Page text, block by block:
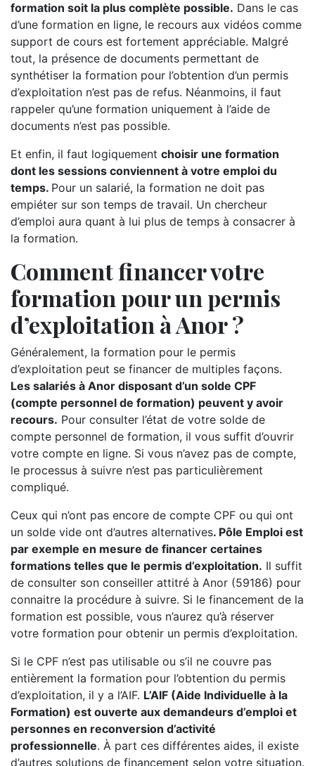
formation soit la plus complète possible. Dans le cas
d’une formation en ligne, le recours aux vidéos comme
support de cours est fortement appréciable. Malgré
tout, la présence de documents permettant de
synthétiser la formation pour l’obtention d’un permis
d’exploitation n’est pas de refus. Néanmoins, il faut
rappeler qu’une formation uniquement à l’aide de
documents n’est pas possible.
Et enfin, il faut logiquement choisir une formation
dont les sessions conviennent à votre emploi du
temps. Pour un salarié, la formation ne doit pas
empiéter sur son temps de travail. Un chercheur
d’emploi aura quant à lui plus de temps à consacrer à
la formation.
Comment financer votre
formation pour un permis
d’exploitation à Anor ?
Généralement, la formation pour le permis
d’exploitation peut se financer de multiples façons.
Les salariés à Anor disposant d’un solde CPF
(compte personnel de formation) peuvent y avoir
recours. Pour consulter l’état de votre solde de
compte personnel de formation, il vous suffit d’ouvrir
votre compte en ligne. Si vous n’avez pas de compte,
le processus à suivre n’est pas particulièrement
compliqué.
Ceux qui n’ont pas encore de compte CPF ou qui ont
un solde vide ont d’autres alternatives. Pôle Emploi est
par exemple en mesure de financer certaines
formations telles que le permis d’exploitation. Il suffit
de consulter son conseiller attitré à Anor (59186) pour
connaitre la procédure à suivre. Si le financement de la
formation est possible, vous n’aurez qu’à réserver
votre formation pour obtenir un permis d’exploitation.
Si le CPF n’est pas utilisable ou s’il ne couvre pas
entièrement la formation pour l’obtention du permis
d’exploitation, il y a l’AIF. L’AIF (Aide Individuelle à la
Formation) est ouverte aux demandeurs d’emploi et
personnes en reconversion d’activité
professionnelle. À part ces différentes aides, il existe
d’autres solutions de financement selon votre situation.